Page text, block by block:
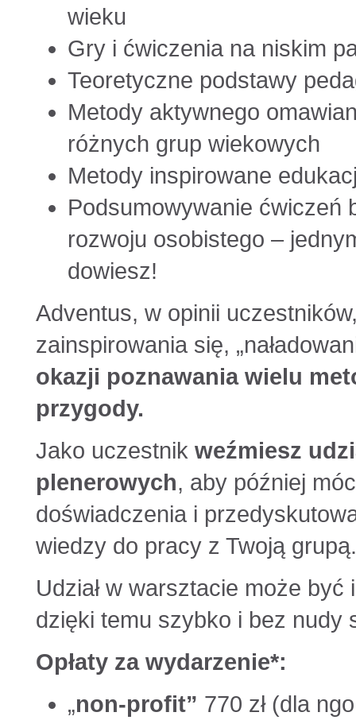
wieku
Gry i ćwiczenia na niskim
Teoretyczne podstawy
Metody aktywnego
różnych grup wiekowych
Metody inspirowane
Podsumowywanie ćwiczeń
rozwoju osobistego –
dowiesz!
Adventus, w opinii
zainspirowania się,
okazji poznawania wielu
przygody.
Jako uczestnik weźmiesz
plenerowych, aby później
doświadczenia i
wiedzy do pracy z Twoją grupą.
Udział w warsztacie może
dzięki temu szybko i bez nudy
Opłaty za wydarzenie*:
„non-profit” 770 zł (dla